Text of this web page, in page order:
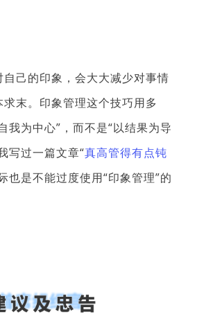
己的印象，会大大减少对事情
末。 印象管理这个技巧用多
我为中心”，而不是“以结果为导
写过一篇文章“真高管得有点钝
也是不能过度使用“印象管理”的